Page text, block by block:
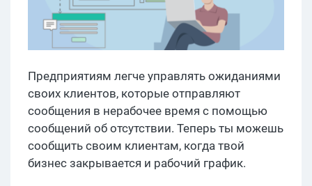
Предприятиям легче управлять ожиданиями
своих клиентов, которые отправляют
сообщения в нерабочее время с помощью
сообщений об отсутствии. Теперь ты можешь
сообщить своим клиентам, когда твой
бизнес закрывается и рабочий график.